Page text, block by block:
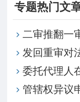
专题热门文
二审推翻一
发回重审对
委托代理人
管辖权异议